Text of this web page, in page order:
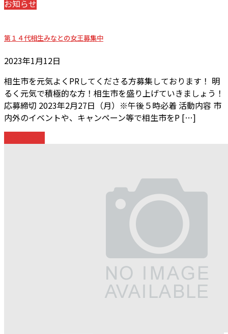
お知らせ
第１４代相生みなとの女王募集中
2023年1月12日
相生市を元気よくPRしてくださる方募集しております！ 明
るく元気で積極的な方！相生市を盛り上げていきましょう！
応募締切 2023年2月27日（月）※午後５時必着 活動内容 市
内外のイベントや、キャンペーン等で相生市をP […]